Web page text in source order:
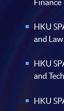
Finance
HKU
and Law
HKU
and
HKU